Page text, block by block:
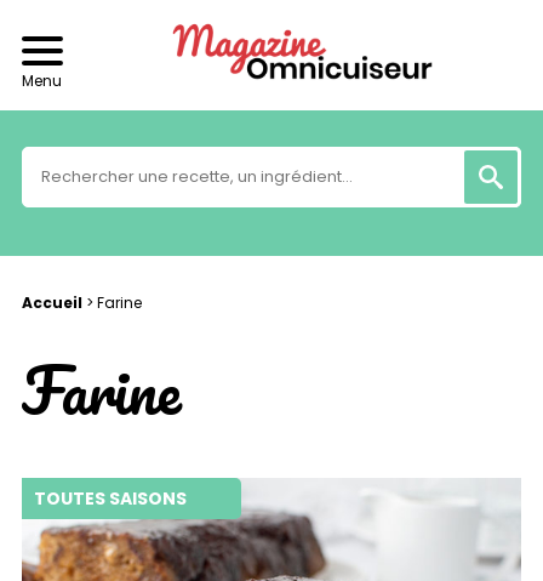
Menu
Accueil> Farine
Farine
TOUTES SAISONS